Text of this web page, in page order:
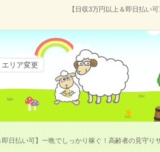
【日収3万円以上＆即日払い
エリア変更
日払い可】一晩でしっかり稼ぐ！高齢者の見守り